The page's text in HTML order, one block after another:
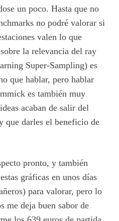
un poco. Hasta que no
no podré valorar si
valen lo que
la relevancia del ray
Super-Sampling) es
que hablar, pero hablar
es también muy
acaban de salir del
que darles el beneficio de
pronto, y también
gráficas en unos días
para valorar, pero lo
me deja buen sabor de